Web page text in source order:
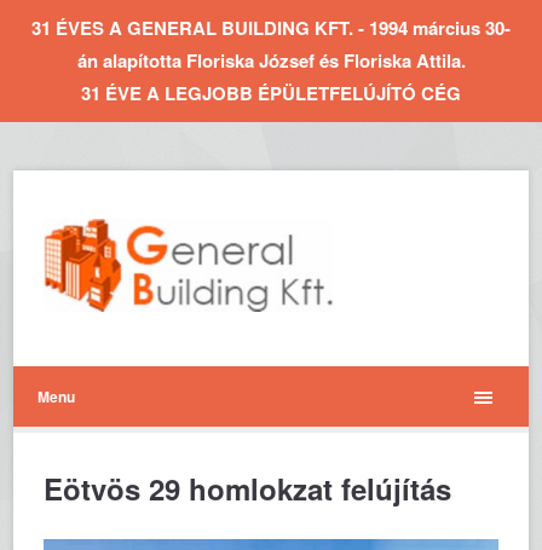
31 ÉVES A GENERAL BUILDING KFT. - 1994 március 30-
án alapította Floriska József és Floriska Attila.
31 ÉVE A LEGJOBB ÉPÜLETFELÚJÍTÓ CÉG
Menu
Eötvös 29 homlokzat felújítás